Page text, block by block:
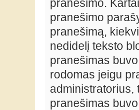
pranešimo.
pranešimo
pranešimą,
nedidelį teksto
pranešimas
rodomas jeigu
administratorius,
pranešimas